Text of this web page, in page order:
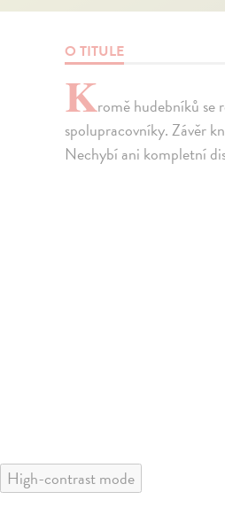
O TITULE
Kromě hudebníků se
spolupracovníky. Závěr
Nechybí ani kompletní
High-contrast mode